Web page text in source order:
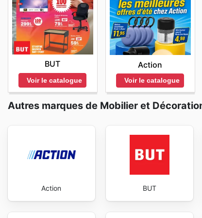
obtenir des informations détaillées et
BUT
Voir le catalogue
Action
Voir le catalogue
Autres marques de Mobilier et
Action BUT